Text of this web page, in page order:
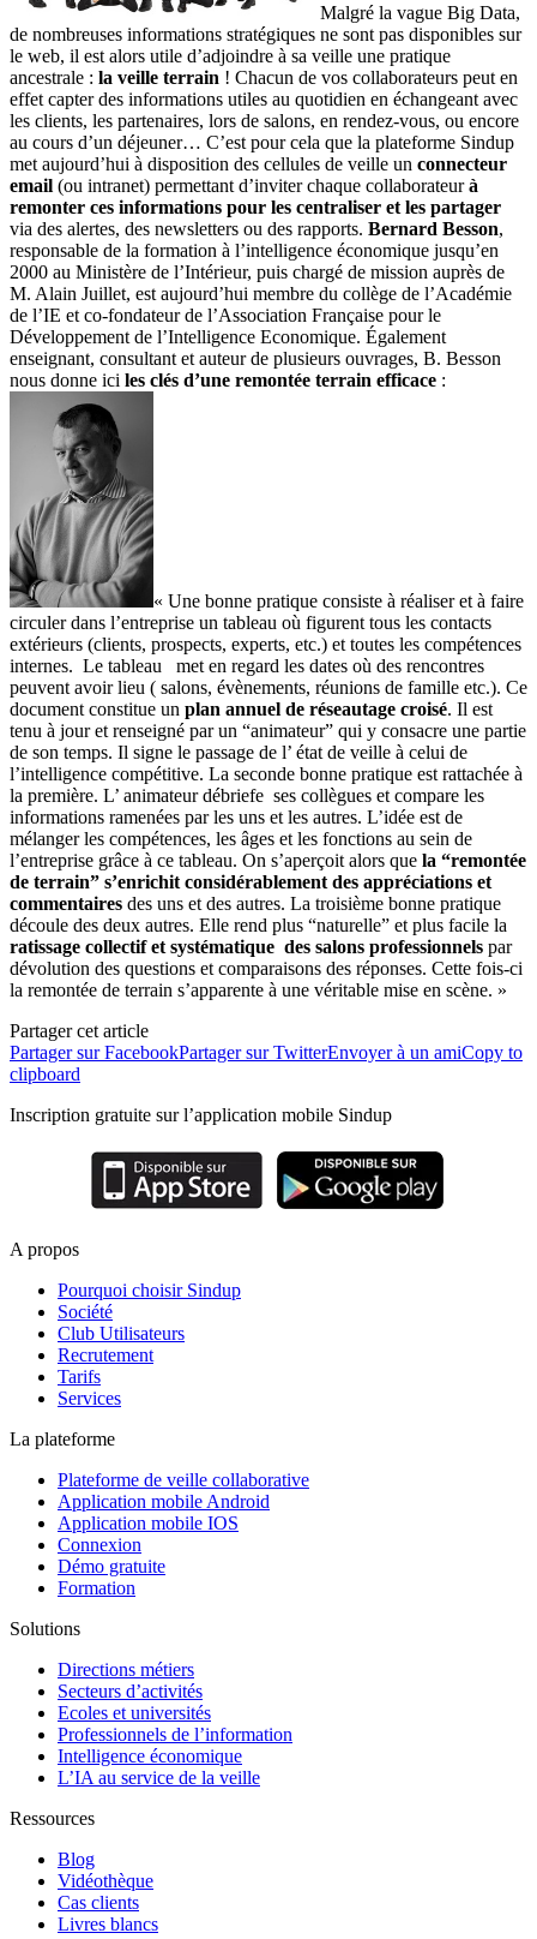
Malgré la vague Big Data,
de nombreuses informations stratégiques ne sont pas disponibles sur
le web, il est alors utile d’adjoindre à sa veille une pratique
ancestrale : la veille terrain ! Chacun de vos collaborateurs peut en
effet capter des informations utiles au quotidien en échangeant avec
les clients, les partenaires, lors de salons, en rendez-vous, ou encore
au cours d’un déjeuner… C’est pour cela que la plateforme Sindup
met aujourd’hui à disposition des cellules de veille un connecteur
email (ou intranet) permettant d’inviter chaque collaborateurà
remonter ces informations pour les centraliser et les partager
via des alertes, des newsletters ou des rapports. Bernard Besson,
responsable de la formation à l’intelligence économique jusqu’en
2000 au Ministère de l’Intérieur, puis chargé de mission auprès de
M. Alain Juillet, est aujourd’hui membre du collège de l’Académie
de l’IE et co-fondateur de l’Association Française pour le
Développement de l’Intelligence Economique. Également
enseignant, consultant et auteur de plusieurs ouvrages, B. Besson
nous donne ici les clés d’une remontée terrain efficace :
« Une bonne pratique consiste à réaliser et à faire
circuler dans l’entreprise un tableau où figurent tous les contacts
extérieurs (clients, prospects, experts, etc.) et toutes les compétences
internes. Le tableau met en regard les dates où des rencontres
peuvent avoir lieu ( salons, évènements, réunions de famille etc.). Ce
document constitue un plan annuel de réseautage croisé. Il est
tenu à jour et renseigné par un “animateur” qui y consacre une partie
de son temps. Il signe le passage de l’ état de veille à celui de
l’intelligence compétitive. La seconde bonne pratique est rattachée à
la première. L’ animateur débriefe ses collègues et compare les
informations ramenées par les uns et les autres. L’idée est de
mélanger les compétences, les âges et les fonctions au sein de
l’entreprise grâce à ce tableau. On s’aperçoit alors que la “remontée
de terrain” s’enrichit considérablement des appréciations et
commentaires des uns et des autres. La troisième bonne pratique
découle des deux autres. Elle rend plus “naturelle” et plus facile la
ratissage collectif et systématique des salons professionnels par
dévolution des questions et comparaisons des réponses. Cette fois-ci
la remontée de terrain s’apparente à une véritable mise en scène. »
Partager cet article
Partager sur FacebookPartager sur TwitterEnvoyer à un amiCopy to
clipboard
Inscription gratuite sur l’application mobile Sindup
A propos
Pourquoi choisir Sindup
Société
Club Utilisateurs
Recrutement
Tarifs
Services
La plateforme
Plateforme de veille collaborative
Application mobile Android
Application mobile IOS
Connexion
Démo gratuite
Formation
Solutions
Directions métiers
Secteurs d’activités
Ecoles et universités
Professionnels de l’information
Intelligence économique
L’IA au service de la veille
Ressources
Blog
Vidéothèque
Cas clients
Livres blancs